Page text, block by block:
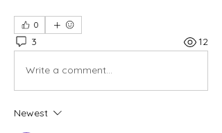
0
3 12
Write a comment...
Newest